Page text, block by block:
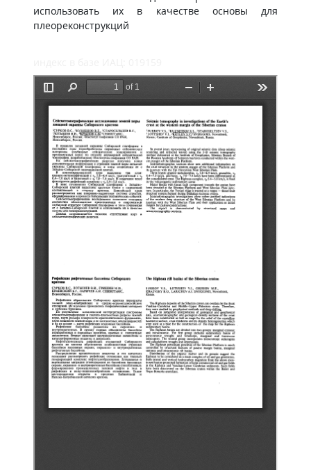
использовать их в качестве основы для
плеореконструкций